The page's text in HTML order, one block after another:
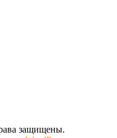
защищены.